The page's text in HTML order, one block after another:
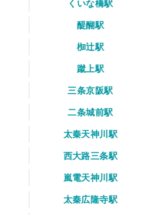
くいな橋駅
醍醐駅
椥辻駅
蹴上駅
三条京阪駅
二条城前駅
太秦天神川駅
西大路三条駅
嵐電天神川駅
太秦広隆寺駅